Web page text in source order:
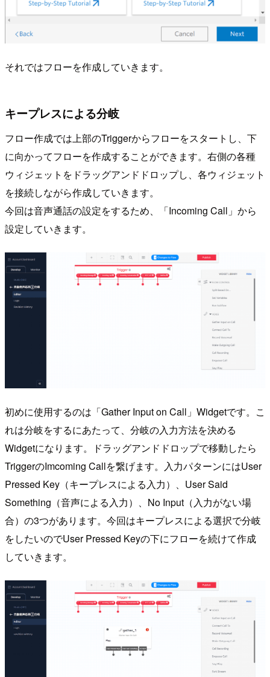
それではフローを作成していきます。
キープレスによる分岐
フロー作成では上部のTriggerからフローをスタートし、下
に向かってフローを作成することができます。右側の各種
ウィジェットをドラッグアンドドロップし、各ウィジェット
を接続しながら作成していきます。
今回は音声通話の設定をするため、「Incoming Call」から
設定していきます。
初めに使用するのは「Gather Input on Call」Widgetです。こ
れは分岐をするにあたって、分岐の入力方法を決める
Widgetになります。ドラッグアンドドロップで移動したら
TriggerのImcoming Callを繋げます。入力パターンにはUser
Pressed Key（キープレスによる入力）、User Said
Something（音声による入力）、No Input（入力がない場
合）の3つがあります。今回はキープレスによる選択で分岐
をしたいのでUser Pressed Keyの下にフローを続けて作成
していきます。